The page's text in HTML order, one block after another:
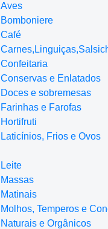
Aves
Bomboniere
Café
Confeitaria
Conservas e Enlatados
Doces e sobremesas
Farinhas e Farofas
Hortifruti
Laticínios, Frios e Ovos
Leite
Massas
Matinais
Molhos, Temperos e
Naturais e Orgânicos